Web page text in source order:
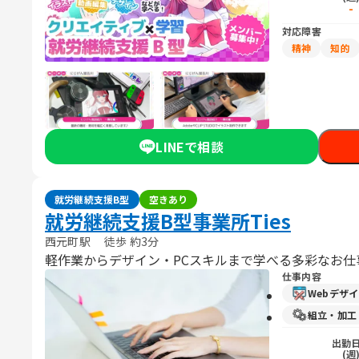
-
対応障害
精神
知的
LINEで相談
就労継続支援B型 空きあり
就労継続支援B型事業所Ties
西元町駅 徒歩 約3分
軽作業からデザイン・PCスキルまで学べる多彩なお
仕事内容
Webデザ
組立・加工
出勤
(週